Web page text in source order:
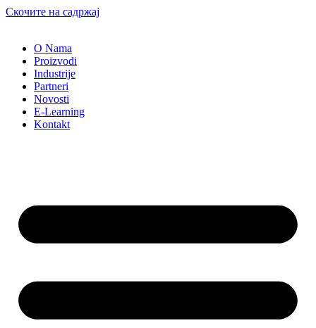
Скочите на садржај
O Nama
Proizvodi
Industrije
Partneri
Novosti
E-Learning
Kontakt